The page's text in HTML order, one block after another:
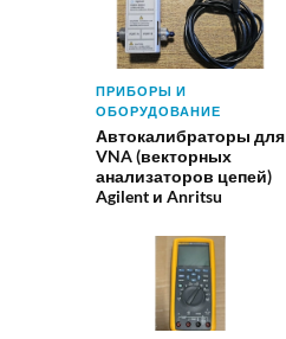
ПРИБОРЫ И
ОБОРУДОВАНИЕ
Автокалибраторы для
VNA (векторных
анализаторов цепей)
Agilent и Anritsu